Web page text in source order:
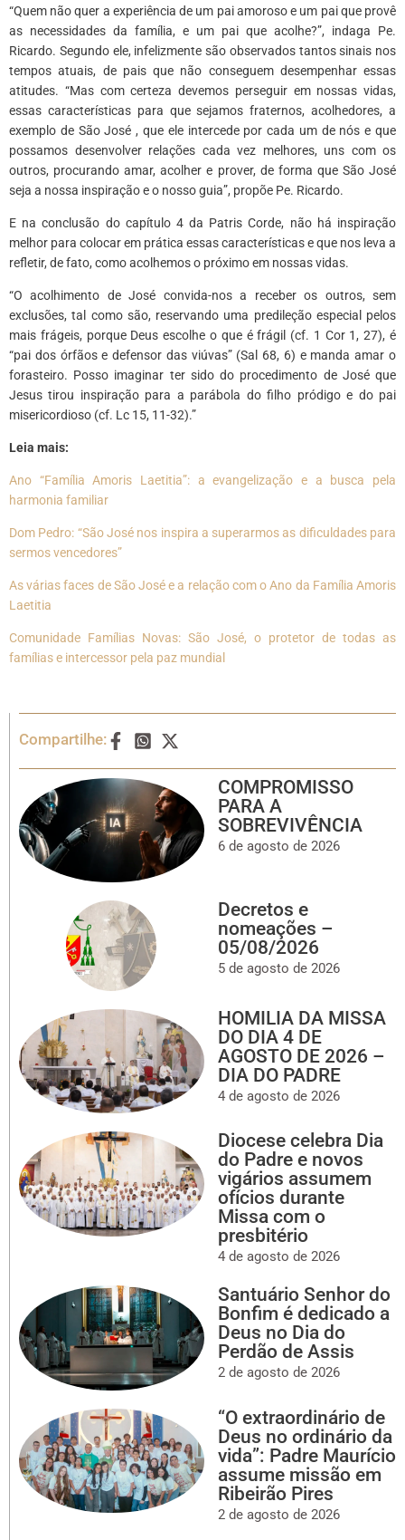
“Quem não quer a experiência de um pai amoroso e um pai que provê
as necessidades da família, e um pai que acolhe?”, indaga Pe.
Ricardo. Segundo ele, infelizmente são observados tantos sinais nos
tempos atuais, de pais que não conseguem desempenhar essas
atitudes. “Mas com certeza devemos perseguir em nossas vidas,
essas características para que sejamos fraternos, acolhedores, a
exemplo de São José , que ele intercede por cada um de nós e que
possamos desenvolver relações cada vez melhores, uns com os
outros, procurando amar, acolher e prover, de forma que São José
seja a nossa inspiração e o nosso guia”, propõe Pe. Ricardo.
E na conclusão do capítulo 4 da Patris Corde, não há inspiração
melhor para colocar em prática essas características e que nos leva a
refletir, de fato, como acolhemos o próximo em nossas vidas.
“O acolhimento de José convida-nos a receber os outros, sem
exclusões, tal como são, reservando uma predileção especial pelos
mais frágeis, porque Deus escolhe o que é frágil (cf. 1 Cor 1, 27), é
“pai dos órfãos e defensor das viúvas” (Sal 68, 6) e manda amar o
forasteiro. Posso imaginar ter sido do procedimento de José que
Jesus tirou inspiração para a parábola do filho pródigo e do pai
misericordioso (cf. Lc 15, 11-32).”
Leia mais:
Ano “Família Amoris Laetitia”: a evangelização e a busca pela
harmonia familiar
Dom Pedro: “São José nos inspira a superarmos as dificuldades para
sermos vencedores”
As várias faces de São José e a relação com o Ano da Família Amoris
Laetitia
Comunidade Famílias Novas: São José, o protetor de todas as
famílias e intercessor pela paz mundial
Compartilhe:
COMPROMISSO
PARA A
SOBREVIVÊNCIA
6 de agosto de 2026
Decretos e
nomeações –
05/08/2026
5 de agosto de 2026
HOMILIA DA MISSA
DO DIA 4 DE
AGOSTO DE 2026 –
DIA DO PADRE
4 de agosto de 2026
Diocese celebra Dia
do Padre e novos
vigários assumem
ofícios durante
Missa com o
presbitério
4 de agosto de 2026
Santuário Senhor do
Bonfim é dedicado a
Deus no Dia do
Perdão de Assis
2 de agosto de 2026
“O extraordinário de
Deus no ordinário da
vida”: Padre Maurício
assume missão em
Ribeirão Pires
2 de agosto de 2026